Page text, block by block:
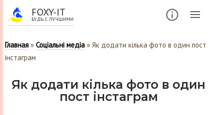
FOXY-IT
БУДЬ С ЛУЧШИМИ
Главная » Соціальні медіа » Як додати кілька фото в один пост
інстаграм
Як додати кілька фото в один
пост інстаграм